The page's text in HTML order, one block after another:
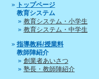
トップページ
教育システム
教育システム・小学生
教育システム・中学生
指導教科/授業料
教師陣紹介
創業者あいさつ
塾長・教師陣紹介